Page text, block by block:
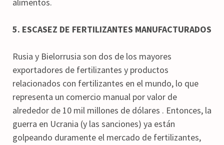
5. ESCASEZ DE FERTILIZANTES MANUFACTURADOS
Rusia y Bielorrusia son dos de los mayores
exportadores de fertilizantes y productos
relacionados con fertilizantes en el mundo, lo que
representa un comercio manual por valor de
alrededor de 10 mil millones de dólares . Entonces, la
guerra en Ucrania (y las sanciones) ya están
golpeando duramente el mercado de fertilizantes,